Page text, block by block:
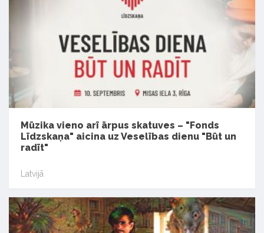
Mūzika vieno arī ārpus skatuves – "Fonds
Līdzskaņa" aicina uz Veselības dienu "Būt un
radīt"
Latvijā